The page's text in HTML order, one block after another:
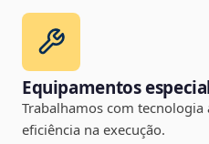
Equipamentos
Trabalhamos com
eficiência na execução.